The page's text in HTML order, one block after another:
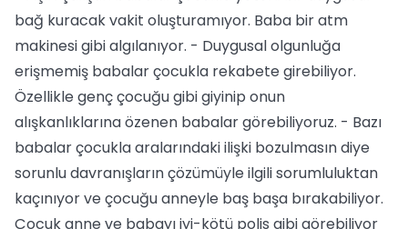
bağ kuracak vakit oluşturamıyor. Baba bir atm
makinesi gibi algılanıyor. - Duygusal olgunluğa
erişmemiş babalar çocukla rekabete girebiliyor.
Özellikle genç çocuğu gibi giyinip onun
alışkanlıklarına özenen babalar görebiliyoruz. - Bazı
babalar çocukla aralarındaki ilişki bozulmasın diye
sorunlu davranışların çözümüyle ilgili sorumluluktan
kaçınıyor ve çocuğu anneyle baş başa bırakabiliyor.
Çocuk anne ve babayı iyi-kötü polis gibi görebiliyor